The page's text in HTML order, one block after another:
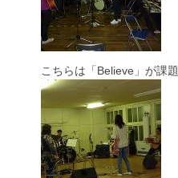
こちらは「Believe」が課